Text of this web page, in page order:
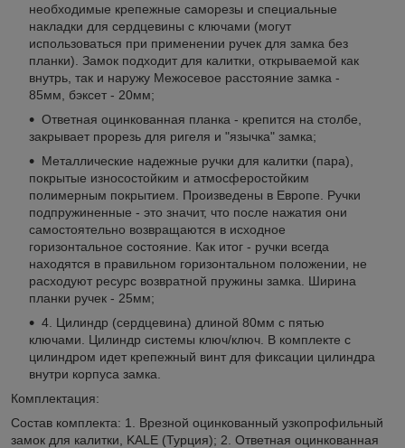
необходимые крепежные саморезы и специальные
накладки для сердцевины с ключами (могут
использоваться при применении ручек для замка без
планки). Замок подходит для калитки, открываемой как
внутрь, так и наружу Межосевое расстояние замка -
85мм, бэксет - 20мм;
Ответная оцинкованная планка - крепится на столбе,
закрывает прорезь для ригеля и "язычка" замка;
Металлические надежные ручки для калитки (пара),
покрытые износостойким и атмосферостойким
полимерным покрытием. Произведены в Европе. Ручки
подпружиненные - это значит, что после нажатия они
самостоятельно возвращаются в исходное
горизонтальное состояние. Как итог - ручки всегда
находятся в правильном горизонтальном положении, не
расходуют ресурс возвратной пружины замка. Ширина
планки ручек - 25мм;
4. Цилиндр (сердцевина) длиной 80мм с пятью
ключами. Цилиндр системы ключ/ключ. В комплекте с
цилиндром идет крепежный винт для фиксации цилиндра
внутри корпуса замка.
Комплектация:
Состав комплекта: 1. Врезной оцинкованный узкопрофильный
замок для калитки, KALE (Турция); 2. Ответная оцинкованная